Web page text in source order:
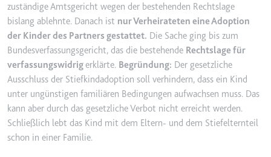
_ga_#
smartlaw.de
Zweck:
Wird verwendet, um Daten zu
Google Analytics über das Gerät
und das Verhalten des Besuchers
zu senden. Erfasst den Besucher
hinweg.
Statistiken der Videos von
YouTube, die der Benutzer
gesehen hat, zu behalten.
Ablauf:
Sitzung
Typ:
HTTP-Cookie
zuständige Amtsgericht wegen der bestehenden Rechtslage
bislang ablehnte. Danach ist nur Verheirateten eine Adoption
der Kinder des Partners gestattet. Die Sache ging bis zum
Bundesverfassungsgericht, das die bestehende Rechtslage für
verfassungswidrigerklärte. Begründung: Der gesetzliche
Ausschluss der Stiefkindadoption soll verhindern, dass ein Kind
unter ungünstigen familiären Bedingungen aufwachsen muss. Das
kann aber durch das gesetzliche Verbot nicht erreicht werden.
Schließlich lebt das Kind mit dem Eltern- und dem Stiefelternteil
schon in einer Familie.